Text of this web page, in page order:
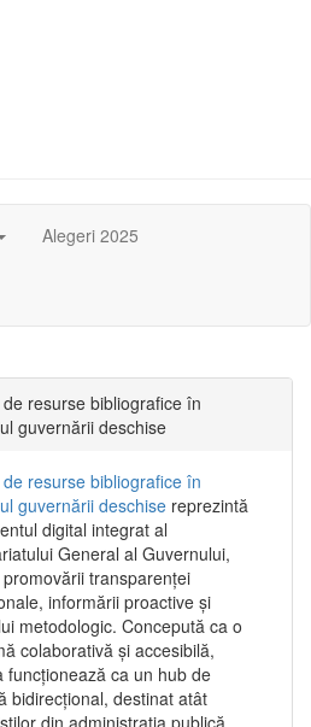
Alegeri 2025
resurse bibliografice în
guvernării deschise
resurse bibliografice în
guvernării deschise reprezintă
digital integrat al
General al Guvernului,
transparenței
informării proactive și
metodologic. Concepută ca o
colaborativă și accesibilă,
funcționează ca un hub de
bidirecțional, destinat atât